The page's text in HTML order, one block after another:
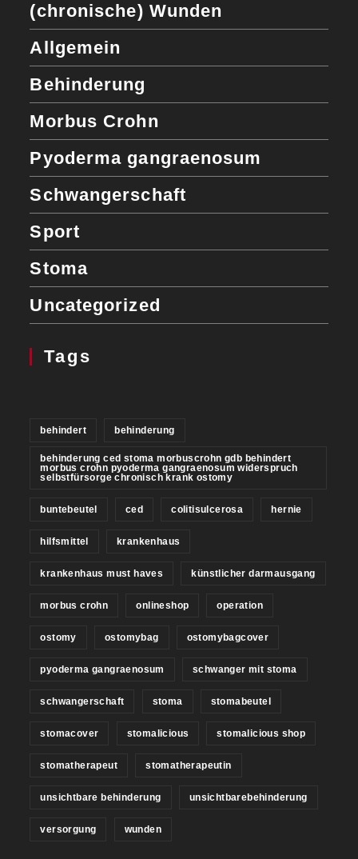
(chronische) Wunden
Allgemein
Behinderung
Morbus Crohn
Pyoderma gangraenosum
Schwangerschaft
Sport
Stoma
Uncategorized
Tags
behindert behinderung
behinderung ced stoma morbuscrohn gdb behindert
morbus crohn pyoderma gangraenosum widerspruch
selbstfürsorge chronisch krank ostomy
buntebeutel ced colitisulcerosa hernie
hilfsmittel krankenhaus
krankenhaus must haves künstlicher darmausgang
morbus crohn onlineshop operation
ostomy ostomybag ostomybagcover
pyoderma gangraenosum schwanger mit stoma
schwangerschaft stoma stomabeutel
stomacover stomalicious stomalicious shop
stomatherapeut stomatherapeutin
unsichtbare behinderung unsichtbarebehinderung
versorgung wunden